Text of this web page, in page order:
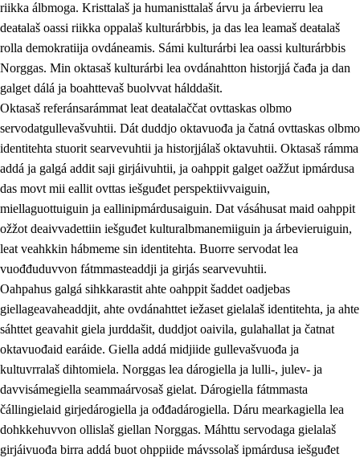
Identitehta ja kultuvrralaš girjáivuohta
1.3 Kritihkalaš jurddašeapmi ja ehtalaš diđolašvuohta
1.4 Hutkanillu, beroštupmi ja suokkardanhuovva
1.5 Luondduákten ja birasdiđolašvuohta
1.6 Demokratiija ja mielváikkuheapmi
riikka álbmoga. Kristtalaš ja humanisttalaš árvu ja árbevierru lea
deaŧalaš oassi riikka oppalaš kulturárbbis, ja das lea leamaš deaŧalaš
rolla demokratiija ovdáneamis. Sámi kulturárbi lea oassi kulturárbbis
Norggas. Min oktasaš kulturárbi lea ovdánahtton historjjá čađa ja dan
galget dálá ja boahttevaš buolvvat hálddašit.
Oktasaš referánsarámmat leat deaŧalaččat ovttaskas olbmo
servodatgullevašvuhtii. Dát duddjo oktavuođa ja čatná ovttaskas olbmo
identitehta stuorit searvevuhtii ja historjjálaš oktavuhtii. Oktasaš rámma
addá ja galgá addit saji girjáivuhtii, ja oahppit galget oažžut ipmárdusa
das movt mii eallit ovttas iešguđet perspektiivvaiguin,
miellaguottuiguin ja eallinipmárdusaiguin. Dat vásáhusat maid oahppit
ožžot deaivvadettiin iešguđet kulturalbmanemiiguin ja árbevieruiguin,
leat veahkkin hábmeme sin identitehta. Buorre servodat lea
vuođđuduvvon fátmmasteaddji ja girjás searvevuhtii.
Oahpahus galgá sihkkarastit ahte oahppit šaddet oadjebas
giellageavaheaddjit, ahte ovdánahttet iežaset gielalaš identitehta, ja ahte
sáhttet geavahit giela jurddašit, duddjot oaivila, gulahallat ja čatnat
oktavuođaid earáide. Giella addá midjiide gullevašvuođa ja
kultuvrralaš dihtomiela. Norggas lea dárogiella ja lulli-, julev- ja
davvisámegiella seammaárvosaš gielat. Dárogiella fátmmasta
čállingielaid girjedárogiella ja ođđadárogiella. Dáru mearkagiella lea
dohkkehuvvon ollislaš giellan Norggas. Máhttu servodaga gielalaš
girjáivuođa birra addá buot ohppiide mávssolaš ipmárdusa iešguđet